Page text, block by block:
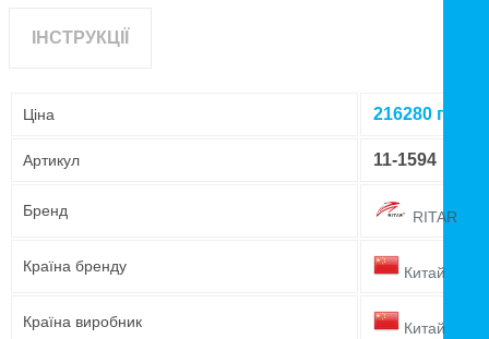
заряду батарей. Робоча температура: 0 - 40 ° С; Вологість:
ІНСТРУКЦІЇ
Ціна 216280 грн
Артикул 11-1594
Бренд RITAR
Країна бренду Китай
Країна виробник Китай